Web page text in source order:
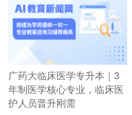
广药大临床医学专升本｜3
年制医学核心专业，临床医
护人员晋升刚需